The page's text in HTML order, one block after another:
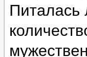
Питалась